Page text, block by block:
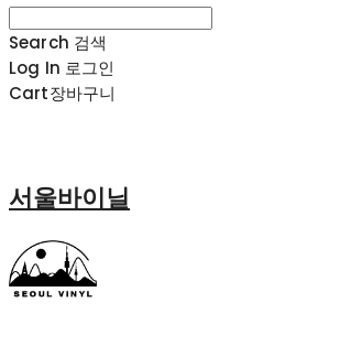
Search 검색
Log In 로그인
Cart장바구니
서울바이닐